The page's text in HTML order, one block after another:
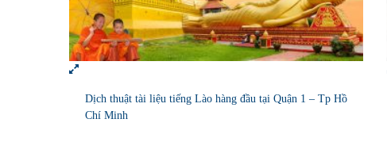
Dịch thuật tài liệu tiếng Lào hàng đầu tại Quận 1 – Tp Hồ
Chí Minh